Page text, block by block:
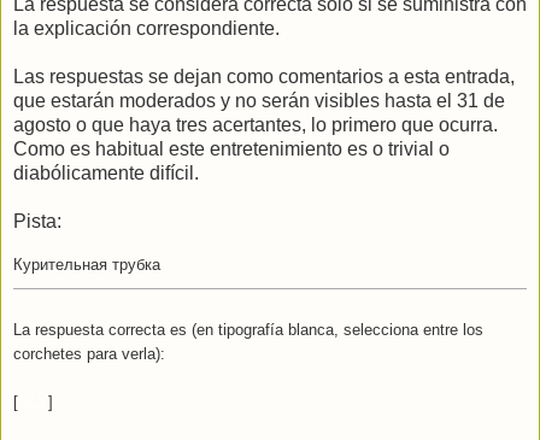
la explicación correspondiente.
Las respuestas se dejan como comentarios a esta entrada,
que estarán moderados y no serán visibles hasta el 31 de
agosto o que haya tres acertantes, lo primero que ocurra.
Como es habitual este entretenimiento es o trivial o
diabólicamente difícil.
Pista:
Курительная трубка
La respuesta correcta es (en tipografía blanca, selecciona entre los
corchetes para verla):
[ ]